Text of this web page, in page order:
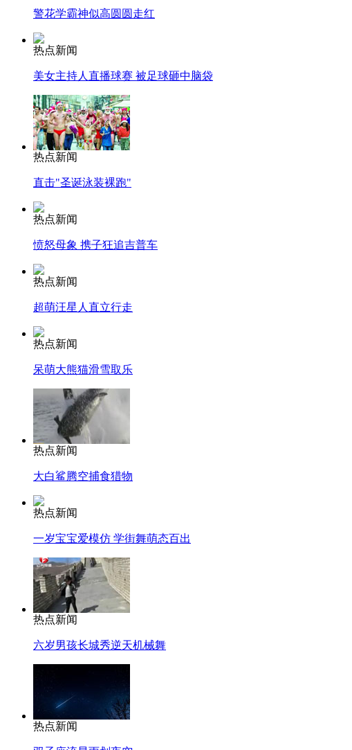
警花学霸神似高圆圆走红
热点新闻
美女主持人直播球赛 被足球砸中脑袋
热点新闻
直击"圣诞泳装裸跑"
热点新闻
愤怒母象 携子狂追吉普车
热点新闻
超萌汪星人直立行走
热点新闻
呆萌大熊猫滑雪取乐
热点新闻
大白鲨腾空捕食猎物
热点新闻
一岁宝宝爱模仿 学街舞萌态百出
热点新闻
六岁男孩长城秀逆天机械舞
热点新闻